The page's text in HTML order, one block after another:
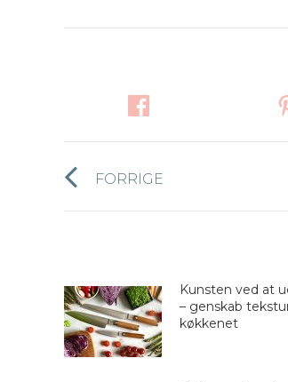
FORRIGE
Forrige
nyhed:
Kunsten ved at
– genskab
køkkenet